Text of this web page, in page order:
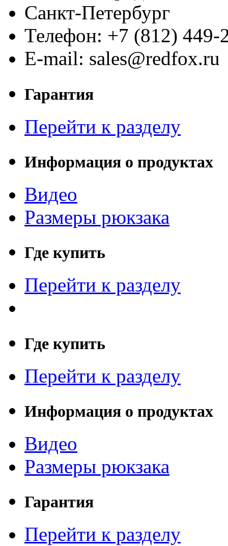
Санкт-Петербург
Телефон: +7 (812) 449-
E-mail: sales@redfox.ru
Гарантия
Перейти к разделу
Информация о продуктах
Видео
Размеры рюкзака
Где купить
Перейти к разделу
Где купить
Перейти к разделу
Информация о продуктах
Видео
Размеры рюкзака
Гарантия
Перейти к разделу